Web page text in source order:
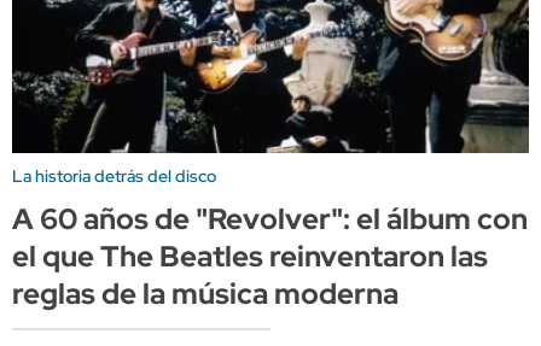
La historia detrás del disco
A 60 años de "Revolver": el álbum con
el que The Beatles reinventaron las
reglas de la música moderna